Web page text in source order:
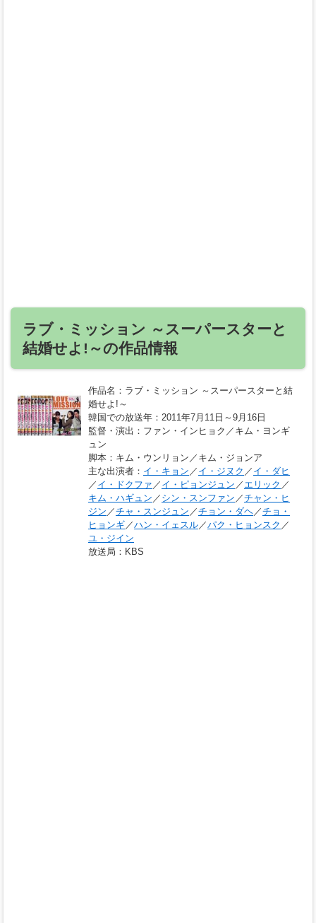
ラブ・ミッション ～スーパースターと
結婚せよ!～の作品情報
作品名 ：ラブ・ミッション ～スーパースターと結
婚せよ!～
韓国での放送年 ：2011年7月11日～9月16日
監督・演出 ：ファン・インヒョク／キム・ヨンギ
ュン
脚本 ：キム・ウンリョン／キム・ジョンア
主な出演者 ： イ・キョン ／ イ・ジヌク ／ イ・ダヒ
／ イ・ドクファ ／ イ・ピョンジュン ／ エリック ／
キム・ハギュン ／ シン・スンファン ／チャン・ヒ
ジン ／チャ・スンジュン ／チョン・ダヘ／チョ・
ヒョンギ／ハン・イェスル／パク・ヒョンスク ／
ユ・ジイン
放送局 ：KBS